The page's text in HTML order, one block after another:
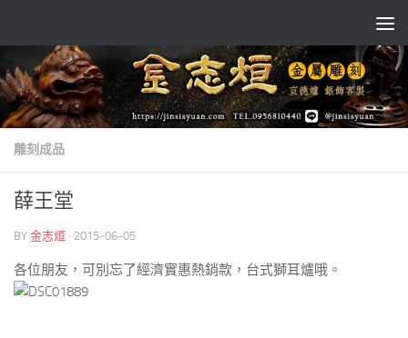
雕刻成品
薛王堂
BY 金志烜 · 2015-06-05
各位朋友，可別忘了經濟實惠熱銷款，台式獅耳爐哦。